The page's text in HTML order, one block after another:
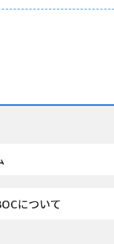
について